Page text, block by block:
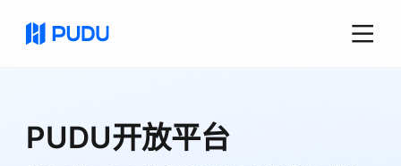
PUDU开放平台